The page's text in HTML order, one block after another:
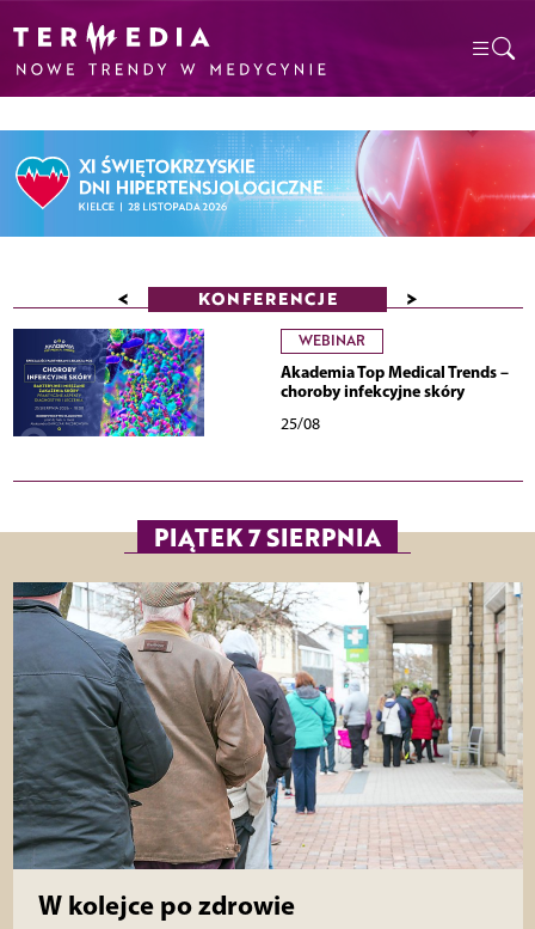
< KONFERENCJE >
WEBINAR
Akademia Top Medical Trends –
choroby infekcyjne skóry
25/08
PIĄTEK 7 SIERPNIA
W kolejce po zdrowie